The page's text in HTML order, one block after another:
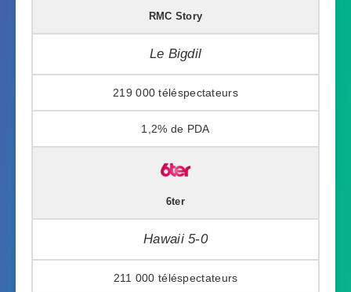
RMC Story
Le Bigdil
219 000
1,2%
6ter
Hawaii 5-0
211 000